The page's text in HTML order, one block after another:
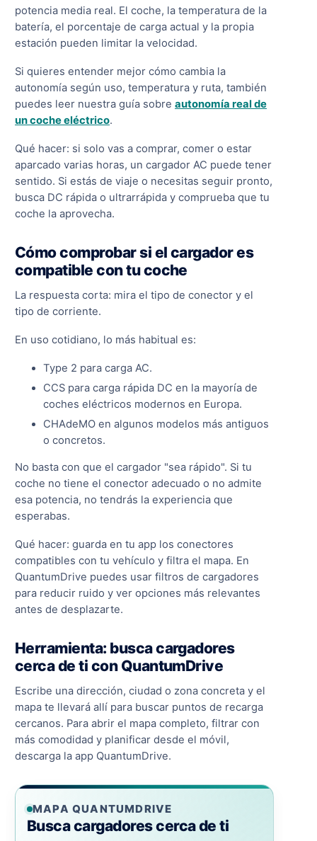
potencia media real. El coche, la temperatura de la
batería, el porcentaje de carga actual y la propia
estación pueden limitar la velocidad.
Si quieres entender mejor cómo cambia la
autonomía según uso, temperatura y ruta, también
puedes leer nuestra guía sobre autonomía real de
un coche eléctrico.
Qué hacer: si solo vas a comprar, comer o estar
aparcado varias horas, un cargador AC puede tener
sentido. Si estás de viaje o necesitas seguir pronto,
busca DC rápida o ultrarrápida y comprueba que tu
coche la aprovecha.
Cómo comprobar si el cargador es
compatible con tu coche
La respuesta corta: mira el tipo de conector y el
tipo de corriente.
En uso cotidiano, lo más habitual es:
Type 2 para carga AC.
CCS para carga rápida DC en la mayoría de
coches eléctricos modernos en Europa.
CHAdeMO en algunos modelos más antiguos
o concretos.
No basta con que el cargador "sea rápido". Si tu
coche no tiene el conector adecuado o no admite
esa potencia, no tendrás la experiencia que
esperabas.
Qué hacer: guarda en tu app los conectores
compatibles con tu vehículo y filtra el mapa. En
QuantumDrive puedes usar filtros de cargadores
para reducir ruido y ver opciones más relevantes
antes de desplazarte.
Herramienta: busca cargadores
cerca de ti con QuantumDrive
Escribe una dirección, ciudad o zona concreta y el
mapa te llevará allí para buscar puntos de recarga
cercanos. Para abrir el mapa completo, filtrar con
más comodidad y planificar desde el móvil,
descarga la app QuantumDrive.
MAPA QUANTUMDRIVE
Busca cargadores cerca de ti